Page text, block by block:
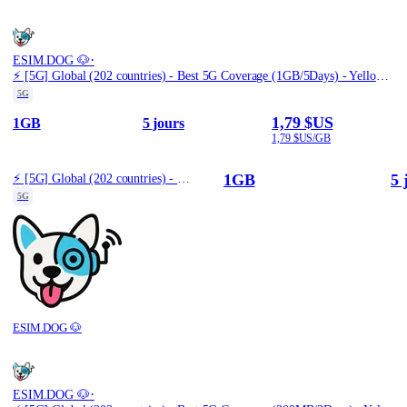
ESIM.DOG 🐶·
⚡️ [5G] Global (202 countries) - Best 5G Coverage (1GB/5Days) - Yellow route
5G
1GB 5 jours 1,79 $US
1,79 $US/GB
5G
ESIM.DOG 🐶
1GB 5
ESIM.DOG 🐶·